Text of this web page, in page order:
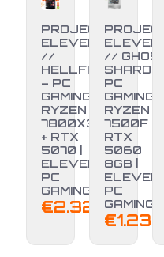
PROJECT
ELEVEN
//
HELLFIRE
– PC
GAMING
RYZEN 7
7800X3D
+ RTX
5070 |
ELEVEN
PC
GAMING
€2.329,00
ELEVEN
//
SHARD –
PC
GAMING
RYZEN 5
7500F +
RTX
5060
8GB |
ELEVEN
PC
GAMING
€